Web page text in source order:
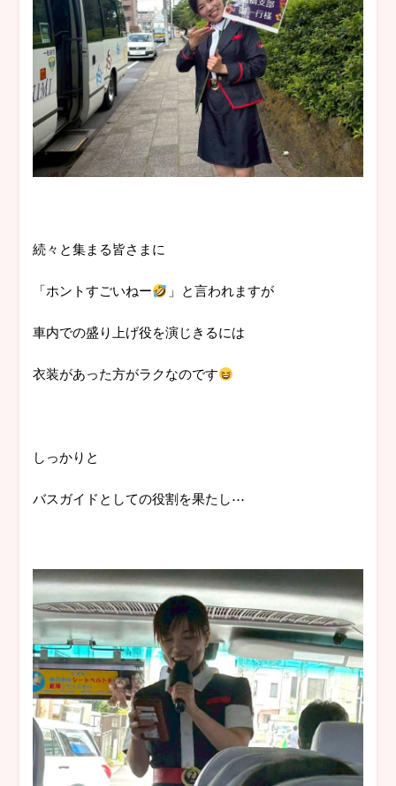
続々と集まる皆さまに
「ホントすごいねー 」と言われますが
車内での盛り上げ役を演じきるには
衣装があった方がラクなのです
しっかりと
バスガイドとしての役割を果たし⋯